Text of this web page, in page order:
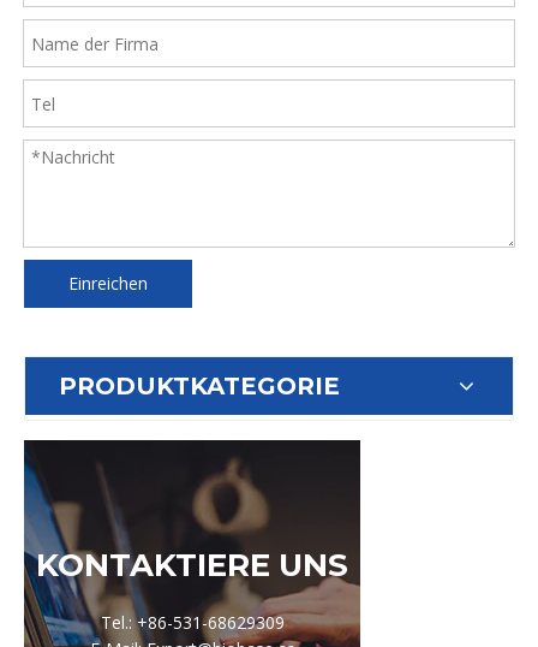
Einreichen
PRODUKTKATEGORIE
KONTAKTIERE UNS
Tel.: +86-531-68629309